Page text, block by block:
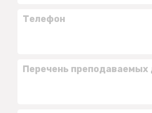
Телефон
Перечень преподаваемых